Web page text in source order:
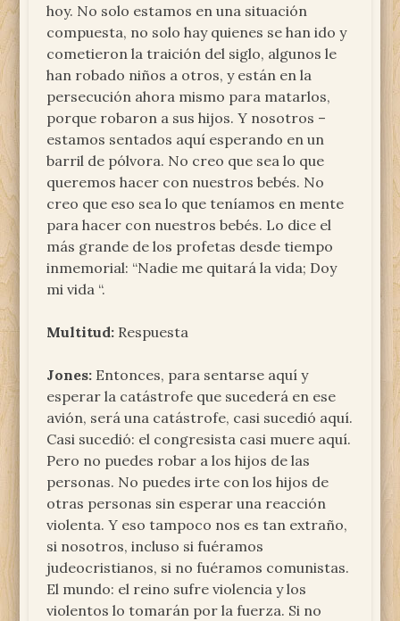
hoy. No solo estamos en una situación
compuesta, no solo hay quienes se han ido y
cometieron la traición del siglo, algunos le
han robado niños a otros, y están en la
persecución ahora mismo para matarlos,
porque robaron a sus hijos. Y nosotros –
estamos sentados aquí esperando en un
barril de pólvora. No creo que sea lo que
queremos hacer con nuestros bebés. No
creo que eso sea lo que teníamos en mente
para hacer con nuestros bebés. Lo dice el
más grande de los profetas desde tiempo
inmemorial: “Nadie me quitará la vida; Doy
mi vida “.
Multitud: Respuesta
Jones: Entonces, para sentarse aquí y
esperar la catástrofe que sucederá en ese
avión, será una catástrofe, casi sucedió aquí.
Casi sucedió: el congresista casi muere aquí.
Pero no puedes robar a los hijos de las
personas. No puedes irte con los hijos de
otras personas sin esperar una reacción
violenta. Y eso tampoco nos es tan extraño,
si nosotros, incluso si fuéramos
judeocristianos, si no fuéramos comunistas.
El mundo: el reino sufre violencia y los
violentos lo tomarán por la fuerza. Si no